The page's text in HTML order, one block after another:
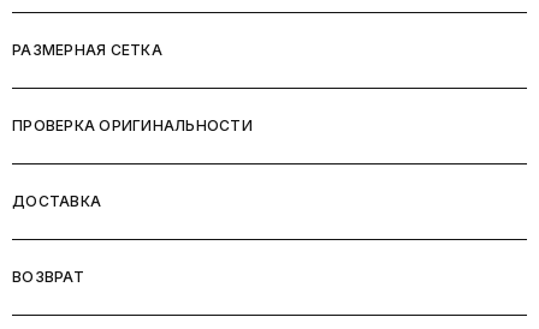
РАЗМЕРНАЯ СЕТКА
ПРОВЕРКА ОРИГИНАЛЬНОСТИ
ДОСТАВКА
ВОЗВРАТ